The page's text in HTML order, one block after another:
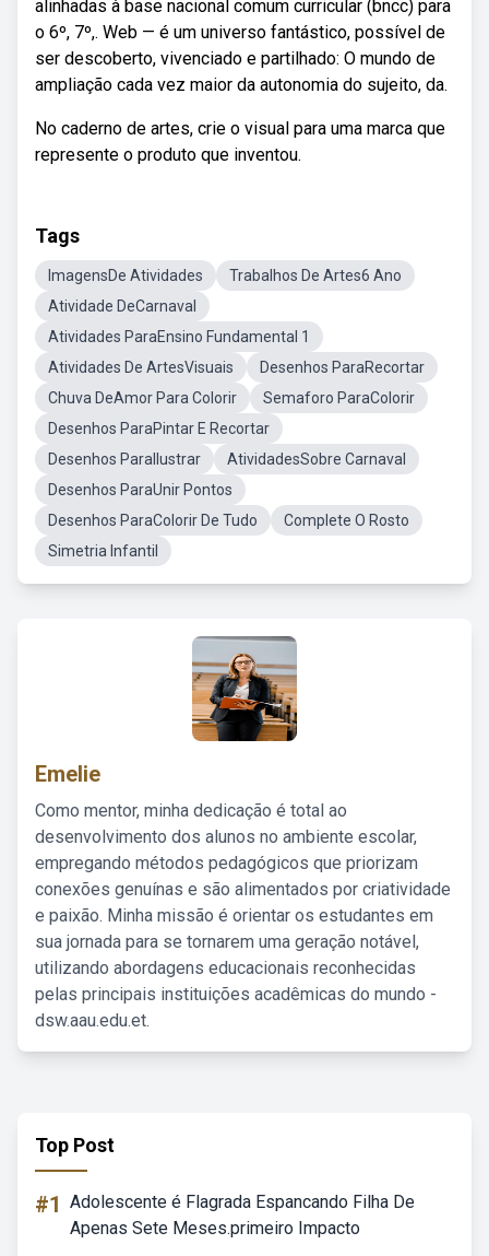
alinhadas à base nacional comum curricular (bncc) para
o 6º, 7º,. Web — é um universo fantástico, possível de
ser descoberto, vivenciado e partilhado: O mundo de
ampliação cada vez maior da autonomia do sujeito, da.
No caderno de artes, crie o visual para uma marca que
represente o produto que inventou.
Tags
ImagensDe Atividades
Trabalhos De Artes6 Ano
Atividade DeCarnaval
Atividades ParaEnsino Fundamental 1
Atividades De ArtesVisuais
Desenhos ParaRecortar
Chuva DeAmor Para Colorir
Semaforo ParaColorir
Desenhos ParaPintar E Recortar
Desenhos ParaIlustrar
AtividadesSobre Carnaval
Desenhos ParaUnir Pontos
Desenhos ParaColorir De Tudo
Complete O Rosto
Simetria Infantil
Emelie
Como mentor, minha dedicação é total ao
desenvolvimento dos alunos no ambiente escolar,
empregando métodos pedagógicos que priorizam
conexões genuínas e são alimentados por criatividade
e paixão. Minha missão é orientar os estudantes em
sua jornada para se tornarem uma geração notável,
utilizando abordagens educacionais reconhecidas
pelas principais instituições acadêmicas do mundo -
dsw.aau.edu.et.
Top Post
#1 Adolescente é Flagrada Espancando Filha De
Apenas Sete Meses.primeiro Impacto